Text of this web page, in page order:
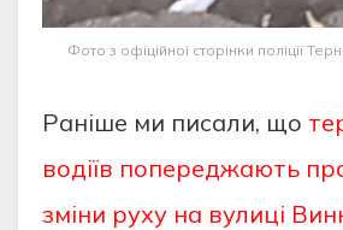
Фото з офіційної сторінки поліції
Раніше ми писали, що
водіїв попереджають
зміни руху на вулиці